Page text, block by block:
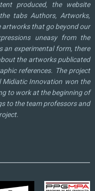
produced, the website
tabs Authors, Artworks,
artworks that go beyond our
uneasy from the
an experimental form, there
the artworks publicated
references. The project
Midiatic Innovation won the
to work at the beginning of
to the team professors and